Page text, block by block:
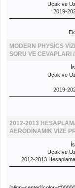
Uçak ve
2019-
MODERN PHYSİCS
SORU VE CEVAPLARI
Uçak ve
2019-
Arial, sans-serif]Eklentiler
2012-2013
AERODİNAMİK VİZE
Uçak ve
2012-2013